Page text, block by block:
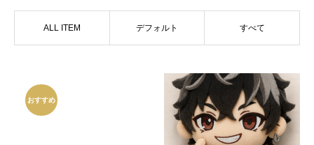
ALL ITEM デフォルト すべて
おすすめ